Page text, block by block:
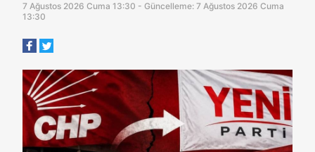
7 Ağustos 2026 Cuma 13:30 - Güncelleme: 7 Ağustos 2026 Cuma
13:30